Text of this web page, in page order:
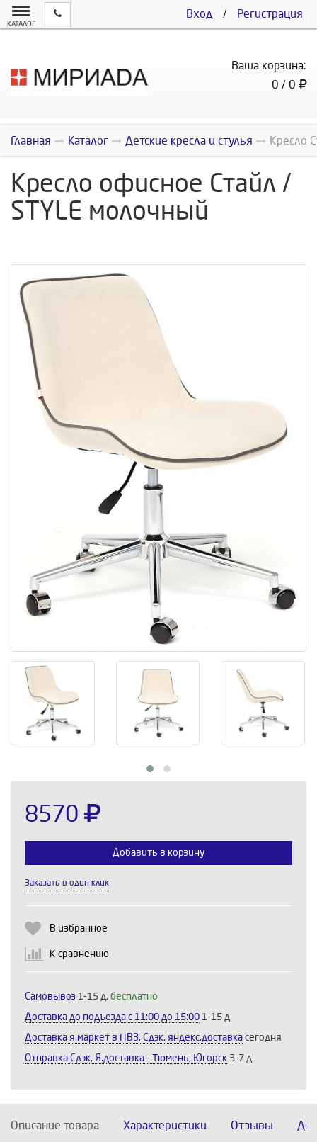
Вход / Регистрация
КАТАЛОГ
Ваша корзина:
0 / 0
Главная Каталог Детские кресла и стулья Кресло
Кресло офисное Стайл /
STYLE молочный
8570
Добавить в корзину
Заказать в один клик
В избранное
К сравнению
Самовывоз 1-15 д, бесплатно
Доставка до подъезда c 11:00 до 15:00 1-15 д
Доставка я.маркет в ПВЗ, Сдэк, яндекс.доставка сегодня
Отправка Сдэк, Я.доставка - Тюмень, Югорск 3-7 д
Описание товара Характеристики Отзывы